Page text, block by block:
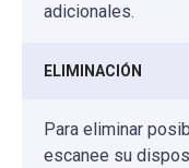
adicionales.
ELIMINACIÓN
Para eliminar
escanee su